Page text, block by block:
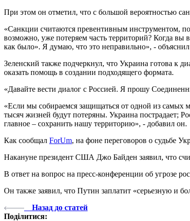
При этом он отметил, что с большой вероятностью
«Санкции считаются превентивным инструментом,
возможно, уже потеряем часть территорий? Когда
как было». Я думаю, что это неправильно», - объяснил
Зеленский также подчеркнул, что Украина готова к
оказать помощь в создании подходящего формата.
«Давайте вести диалог с Россией. Я прошу
«Если мы собираемся защищаться от одной из самых
тысяч жизней будут потеряны. Украина пострадает;
главное – сохранить нашу территорию», - добавил он.
Как сообщал ForUm, на фоне переговоров о судьбе
Накануне президент США Джо Байден заявил, что
В ответ на вопрос на пресс-конференции об угрозе
Он также заявил, что Путин заплатит «серьезную и
Назад до статей
Поділитися: